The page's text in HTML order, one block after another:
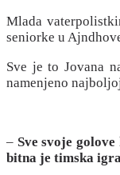
Mlada
seniorke u
Sve je to Jovana
namenjeno
– Sve svoje
bitna je timska